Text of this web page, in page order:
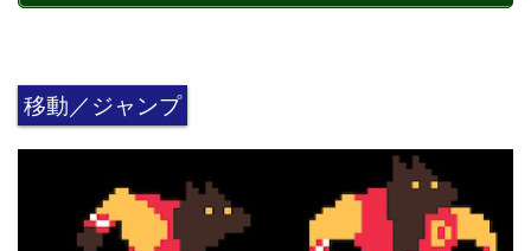
移動／ジャンプ